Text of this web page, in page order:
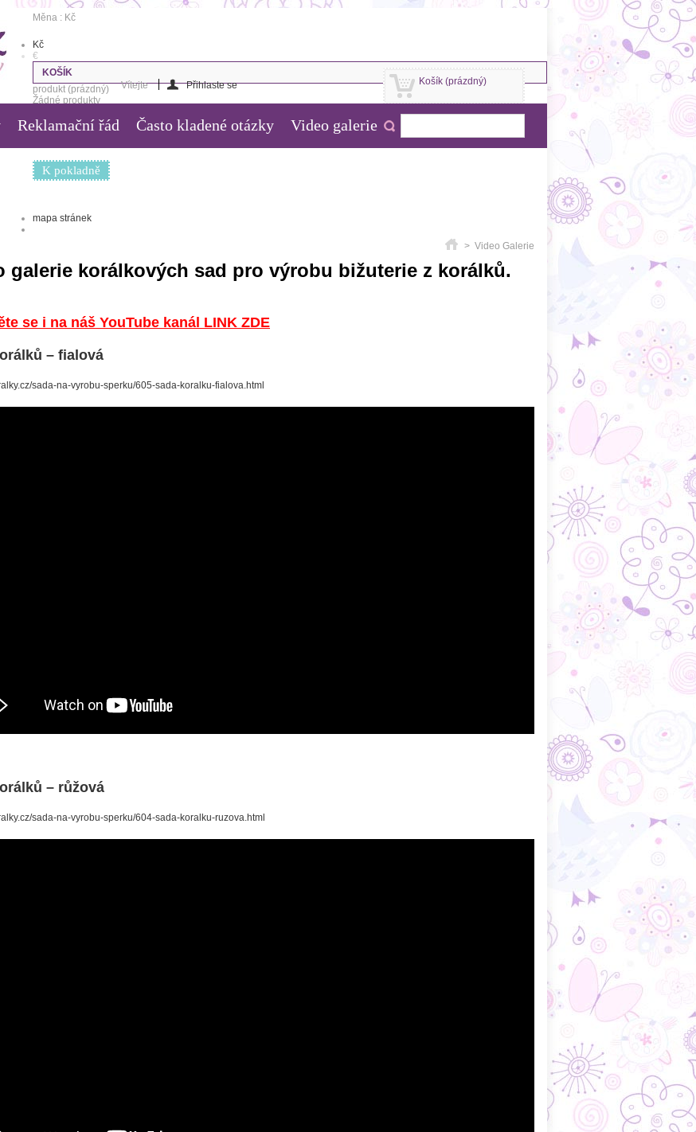
Měna : Kč
Kč
€
Košík (prázdný)
Vítejte Přihlaste se
KOŠÍK
produkt (prázdný)
Žádné produkty
0,00 Kč Poštovné
K pokladně
mapa stránek
Reklamační řád Často kladené otázky Video galerie
> Video Galerie
galerie korálkových sad pro výrobu bižuterie z korálků.
se i na náš YouTube kanál LINK ZDE
– fialová
sada-na-vyrobu-sperku/605-sada-koralku-fialova.html
– růžová
sada-na-vyrobu-sperku/604-sada-koralku-ruzova.html